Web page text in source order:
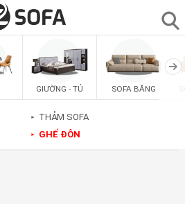
GIƯỜNG - TỦ SOFA BĂNG
► THẢM SOFA
► GHẾ ĐÔN